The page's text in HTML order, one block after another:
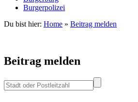
Burgerpolizei
Du bist hier: Home » Beitrag melden
Beitrag melden